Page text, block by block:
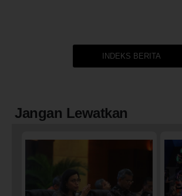
INDEKS BERITA
Jangan Lewatkan